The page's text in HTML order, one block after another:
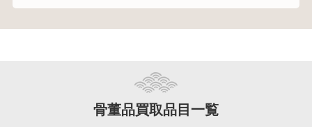
骨董品買取品目一覧